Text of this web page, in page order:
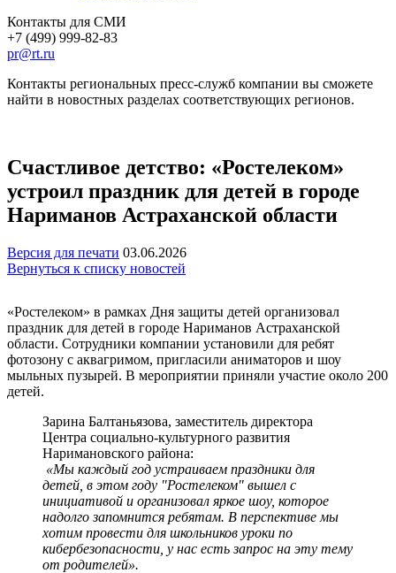
Контакты для СМИ
+7 (499) 999-82-83
pr@rt.ru
Контакты региональных пресс-служб компании вы сможете
найти в новостных разделах соответствующих регионов.
Счастливое детство: «Ростелеком»
устроил праздник для детей в городе
Нариманов Астраханской области
Версия для печати 03.06.2026
Вернуться к списку новостей
«Ростелеком» в рамках Дня защиты детей организовал
праздник для детей в городе Нариманов Астраханской
области. Сотрудники компании установили для ребят
фотозону с аквагримом, пригласили аниматоров и шоу
мыльных пузырей. В мероприятии приняли участие около 200
детей.
Зарина Балтаньязова, заместитель директора
Центра социально-культурного развития
Наримановского района:
«Мы каждый год устраиваем праздники для
детей, в этом году "Ростелеком" вышел с
инициативой и организовал яркое шоу, которое
надолго запомнится ребятам. В перспективе мы
хотим провести для школьников уроки по
кибербезопасности, у нас есть запрос на эту тему
от родителей».